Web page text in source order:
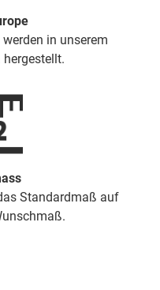
in unserem
Standardmaß auf